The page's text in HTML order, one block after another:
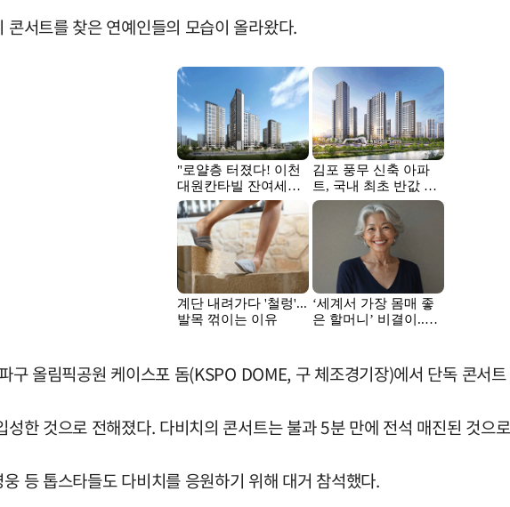
서트를 찾은 연예인들의 모습이 올라왔다.
구 올림픽공원 케이스포 돔(KSPO DOME, 구 체조경기장)에서 단독 콘
한 것으로 전해졌다. 다비치의 콘서트는 불과 5분 만에 전석 매진된 것으
등 톱스타들도 다비치를 응원하기 위해 대거 참석했다.